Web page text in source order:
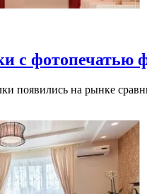
с фотопечатью
появились на рынке